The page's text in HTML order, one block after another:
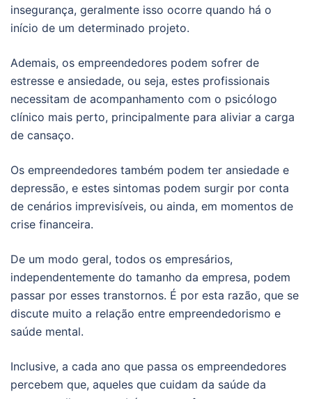
insegurança, geralmente isso ocorre quando há o
início de um determinado projeto.
Ademais, os empreendedores podem sofrer de
estresse e ansiedade, ou seja, estes profissionais
necessitam de acompanhamento com o psicólogo
clínico mais perto, principalmente para aliviar a carga
de cansaço.
Os empreendedores também podem ter ansiedade e
depressão, e estes sintomas podem surgir por conta
de cenários imprevisíveis, ou ainda, em momentos de
crise financeira.
De um modo geral, todos os empresários,
independentemente do tamanho da empresa, podem
passar por esses transtornos. É por esta razão, que se
discute muito a relação entre empreendedorismo e
saúde mental.
Inclusive, a cada ano que passa os empreendedores
percebem que, aqueles que cuidam da saúde da